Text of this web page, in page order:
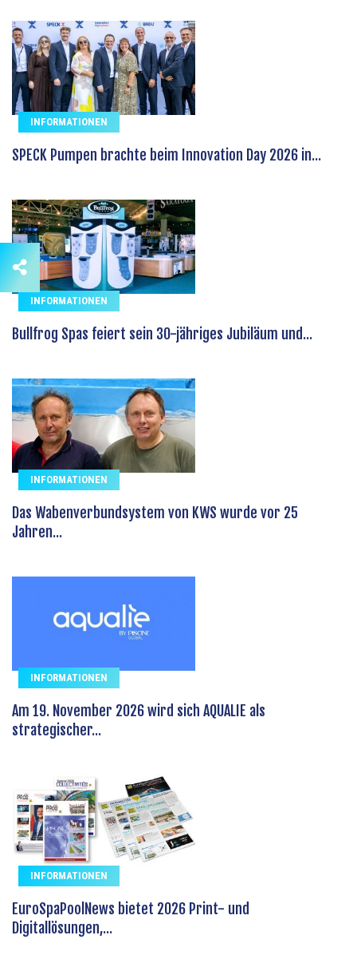
INFORMATIONEN
SPECK Pumpen brachte beim Innovation Day 2026 in...
INFORMATIONEN
Bullfrog Spas feiert sein 30-jähriges Jubiläum und...
INFORMATIONEN
Das Wabenverbundsystem von KWS wurde vor 25
Jahren...
INFORMATIONEN
Am 19. November 2026 wird sich AQUALIE als
strategischer...
INFORMATIONEN
EuroSpaPoolNews bietet 2026 Print- und
Digitallösungen,...